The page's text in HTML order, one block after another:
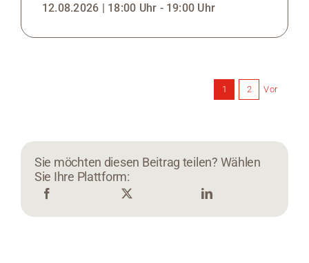
12.08.2026 | 18:00 Uhr - 19:00 Uhr
1 2 Vor
Sie möchten diesen Beitrag teilen? Wählen
Sie Ihre Plattform: